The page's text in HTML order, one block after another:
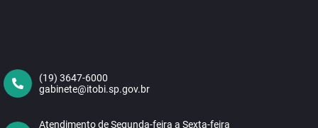
(19) 3647-6000
gabinete@itobi.sp.gov.br
Atendimento de Segunda-feira a Sexta-feira